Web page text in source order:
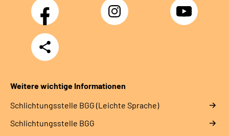
Facebook Instagram YouTube
Teilen
Weitere wichtige Informationen
Schlich­tungs­stel­le BGG (Leichte Sprache)
Schlich­tungs­stel­le BGG